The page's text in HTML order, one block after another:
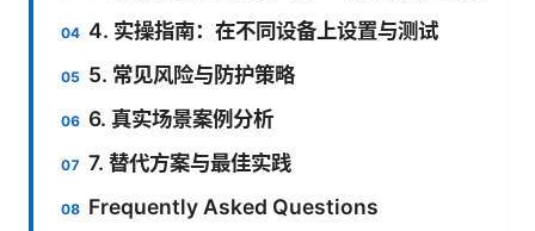
4. 实操指南：在不同设备上设置与测试
5. 常见风险与防护策略
6. 真实场景案例分析
7. 替代方案与最佳实践
Frequently Asked Questions